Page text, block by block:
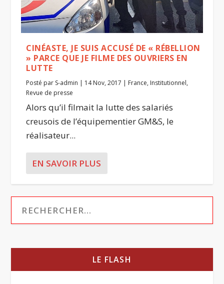
CINÉASTE, JE SUIS ACCUSÉ DE « RÉBELLION
» PARCE QUE JE FILME DES OUVRIERS EN
LUTTE
Posté par S-admin | 14 Nov, 2017 | France, Institutionnel,
Revue de presse
Alors qu’il filmait la lutte des salariés
creusois de l’équipementier GM&S, le
réalisateur...
EN SAVOIR PLUS
LE FLASH